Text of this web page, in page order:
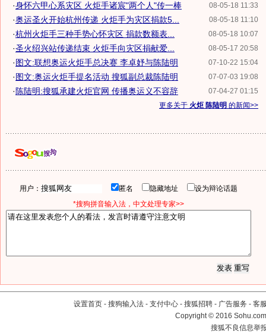
08-05-18 11:33
·身怀六甲心系灾区 火炬手诸宸"两个人"传一棒
08-05-18 11:10
·奥运圣火开始杭州传递 火炬手为灾区捐款5...
08-05-18 10:07
·杭州火炬手三种手势心怀灾区 捐款数额表...
08-05-17 20:58
·圣火绍兴站传递结束 火炬手向灾区捐献爱...
07-10-22 15:04
·图文:联想奥运火炬手总决赛 李卓妤与陈陆明
07-07-03 19:08
·图文:奥运火炬手提名活动 搜狐副总裁陈陆明
07-04-27 01:15
· 陈陆明:搜狐承建火炬官网 传播奥运义不容辞
更多关于 火炬 陈陆明 的新闻>>
用户： 匿名 隐藏地址
设为辩论话题
*搜狗拼音输入法，中文处理专家>>
设置首页 - 搜狗输入法 - 支付中心 - 搜狐招聘 - 广告服务 - 客
Copyright©2016
搜狐不良信息举